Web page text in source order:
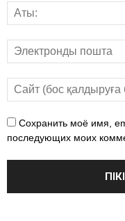
Сохранить моё имя,
последующих моих